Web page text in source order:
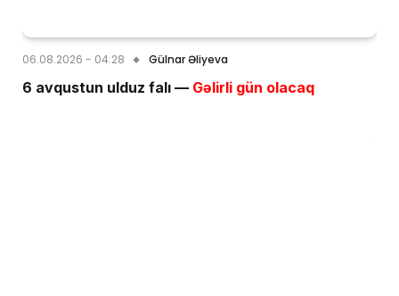
06.08.2026 - 04:28 Gülnar Əliyeva
6 avqustun ulduz falı — Gəlirli gün olacaq